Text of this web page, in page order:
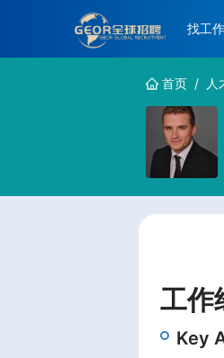
找工作
首页 / 人
工作
Key